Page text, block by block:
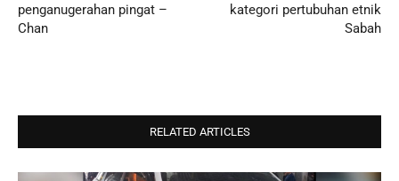
penganugerahan pingat –
Chan
kategori pertubuhan etnik
Sabah
RELATED ARTICLES